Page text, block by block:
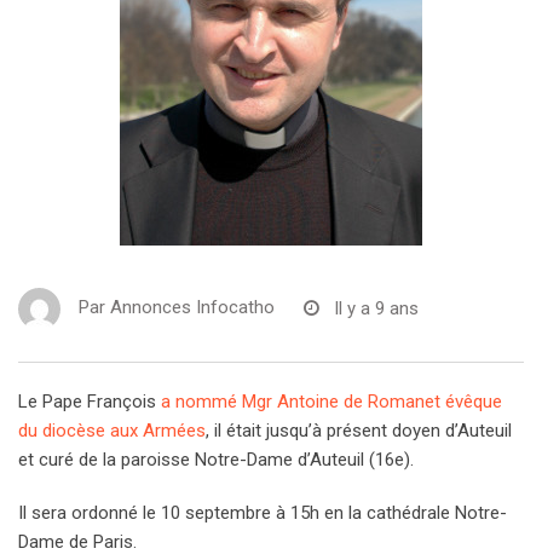
Par Annonces Infocatho Il y a 9 ans
Le Pape François a nommé Mgr Antoine de Romanet évêque
du diocèse aux Armées, il était jusqu’à présent doyen d’Auteuil
et curé de la paroisse Notre-Dame d’Auteuil (16e).
Il sera ordonné le 10 septembre à 15h en la cathédrale Notre-
Dame de Paris.